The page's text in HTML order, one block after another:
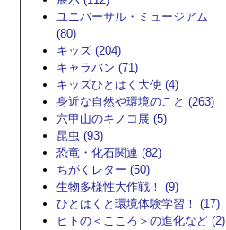
ユニバーサル・ミュージアム
(80)
キッズ (204)
キャラバン (71)
キッズひとはく大使 (4)
身近な自然や環境のこと (263)
六甲山のキノコ展 (5)
昆虫 (93)
恐竜・化石関連 (82)
ちがくレター (50)
生物多様性大作戦！ (9)
ひとはくと環境体験学習！ (17)
ヒトの＜こころ＞の進化など (2)